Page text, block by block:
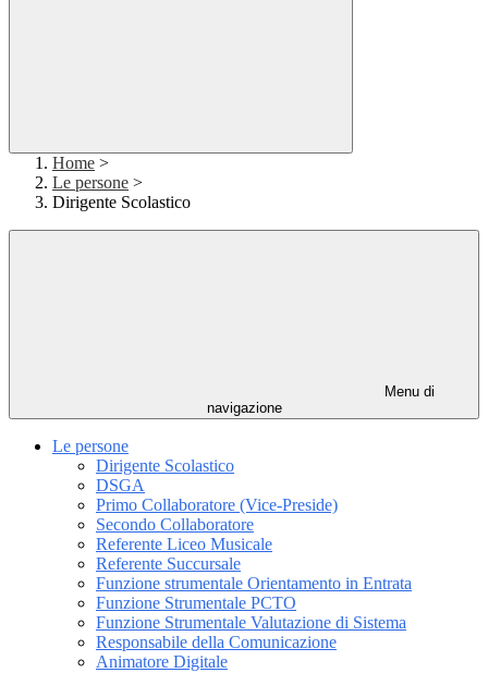
Home >
Le persone >
Dirigente Scolastico
Menu di
navigazione
Le persone
Dirigente Scolastico
DSGA
Primo Collaboratore (Vice-Preside)
Secondo Collaboratore
Referente Liceo Musicale
Referente Succursale
Funzione strumentale Orientamento in Entrata
Funzione Strumentale PCTO
Funzione Strumentale Valutazione di Sistema
Responsabile della Comunicazione
Animatore Digitale